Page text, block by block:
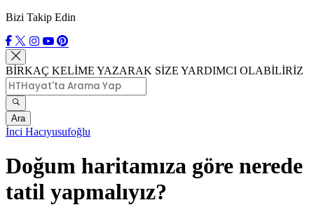
Bizi Takip Edin
BİRKAÇ KELİME YAZARAK SİZE YARDIMCI OLABİLİRİZ
Ara
İnci Hacıyusufoğlu
Doğum haritamıza göre nerede
tatil yapmalıyız?